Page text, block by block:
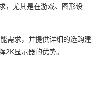
，尤其是在游戏、图形设
需求，并提供详细的选购建
显示器的优势。